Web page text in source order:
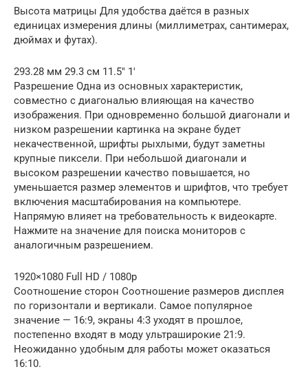
Высота матрицы Для удобства даётся в разных
единицах измерения длины (миллиметрах, сантимерах,
дюймах и футах).
293.28 мм 29.3 см 11.5″ 1′
Разрешение Одна из основных характеристик,
совместно с диагональю влияющая на качество
изображения. При одновременно большой диагонали и
низком разрешении картинка на экране будет
некачественной, шрифты рыхлыми, будут заметны
крупные пиксели. При небольшой диагонали и
высоком разрешении качество повышается, но
уменьшается размер элементов и шрифтов, что требует
включения масштабирования на компьютере.
Напрямую влияет на требовательность к видеокарте.
Нажмите на значение для поиска мониторов с
аналогичным разрешением.
1920×1080 Full HD / 1080p
Соотношение сторон Соотношение размеров дисплея
по горизонтали и вертикали. Самое популярное
значение — 16:9, экраны 4:3 уходят в прошлое,
постепенно входят в моду ультраширокие 21:9.
Неожиданно удобным для работы может оказаться
16:10.